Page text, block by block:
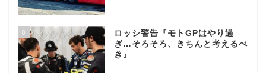
8
ロッシ警告『モトGPはやり過
ぎ…そろそろ、きちんと考えるべ
き』